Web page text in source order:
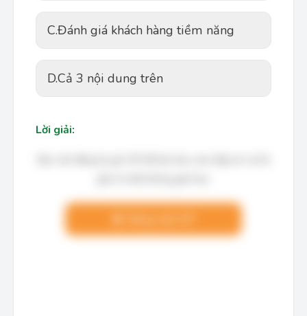
C.Đánh giá khách hàng tiềm năng
D.Cả 3 nội dung trên
Lời giải: